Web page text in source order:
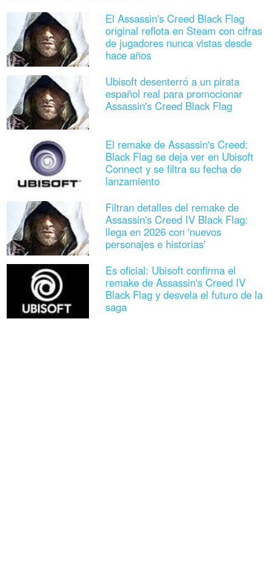
El Assassin's Creed Black Flag
original reflota en Steam con cifras
de jugadores nunca vistas desde
hace años
Ubisoft desenterró a un pirata
español real para promocionar
Assassin's Creed Black Flag
El remake de Assassin's Creed:
Black Flag se deja ver en Ubisoft
Connect y se filtra su fecha de
lanzamiento
Filtran detalles del remake de
Assassin's Creed IV Black Flag:
llega en 2026 con 'nuevos
personajes e historias'
Es oficial: Ubisoft confirma el
remake de Assassin's Creed IV
Black Flag y desvela el futuro de la
saga